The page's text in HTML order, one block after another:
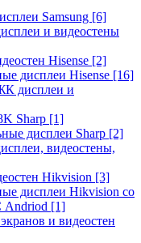
Samsung [6]
и видеостены
Hisense [2]
дисплеи Hisense [16]
дисплеи и
Sharp [1]
дисплеи Sharp [2]
видеостены,
Hikvision [3]
дисплеи Hikvision со
Andriod [1]
и видеостен